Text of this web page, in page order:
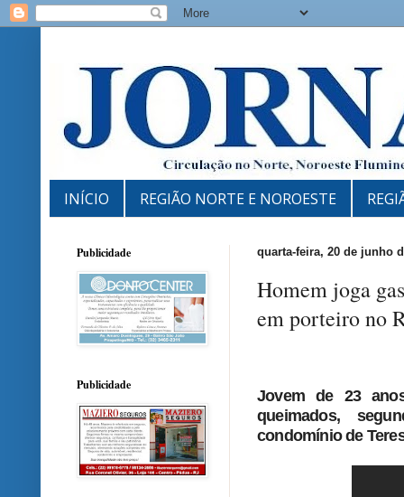
INÍCIO REGIÃO NORTE E NOROESTE
quarta-feira, 20 de junho
Homem joga
em porteiro no
Jovem de 23
queimados,
condomínio de
Publicidade
Publicidade